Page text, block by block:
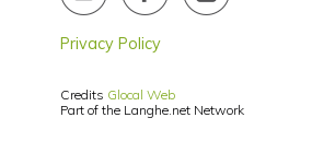
Privacy Policy
Credits Glocal Web
Part of the Langhe.net Network